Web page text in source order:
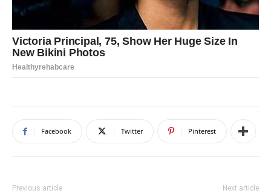
Facebook Twitter Pinterest
Previous article Next article